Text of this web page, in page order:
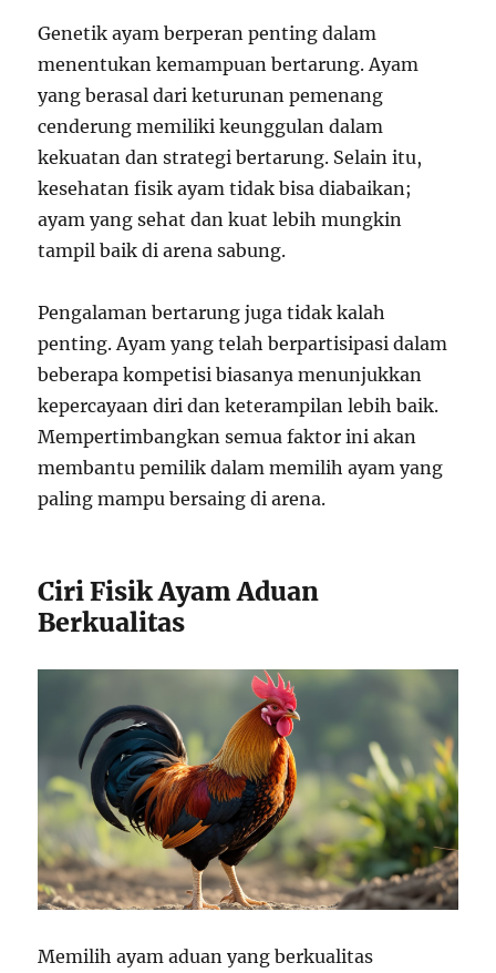
Genetik ayam berperan penting dalam
menentukan kemampuan bertarung. Ayam
yang berasal dari keturunan pemenang
cenderung memiliki keunggulan dalam
kekuatan dan strategi bertarung. Selain itu,
kesehatan fisik ayam tidak bisa diabaikan;
ayam yang sehat dan kuat lebih mungkin
tampil baik di arena sabung.
Pengalaman bertarung juga tidak kalah
penting. Ayam yang telah berpartisipasi dalam
beberapa kompetisi biasanya menunjukkan
kepercayaan diri dan keterampilan lebih baik.
Mempertimbangkan semua faktor ini akan
membantu pemilik dalam memilih ayam yang
paling mampu bersaing di arena.
Ciri Fisik Ayam Aduan
Berkualitas
Memilih ayam aduan yang berkualitas